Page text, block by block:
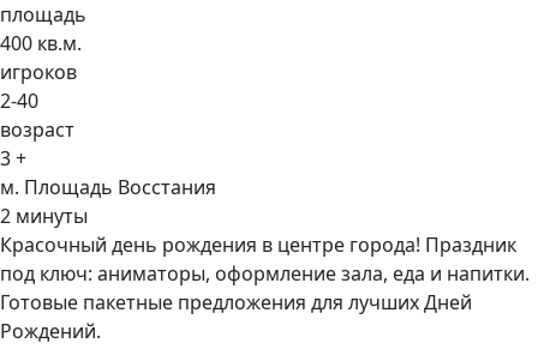
площадь
400 кв.м.
игроков
2-40
возраст
3 +
м. Площадь Восстания
2 минуты
Красочный день рождения в центре города! Праздник
под ключ: аниматоры, оформление зала, еда и напитки.
Готовые пакетные предложения для лучших Дней
Рождений.